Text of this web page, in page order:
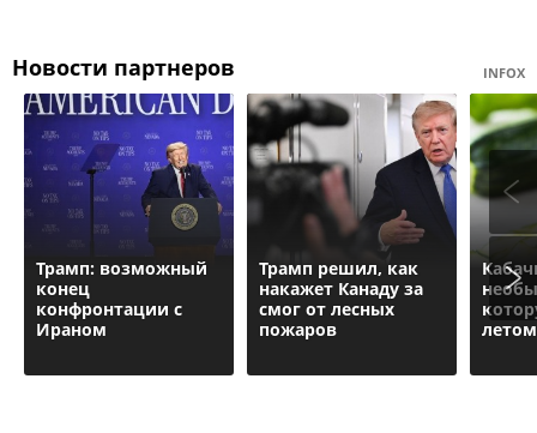
Новости партнеров INFOX
Трамп: возможный
конец
конфронтации с
Ираном
Трамп решил, как
накажет Канаду за
смог от лесных
пожаров
летом